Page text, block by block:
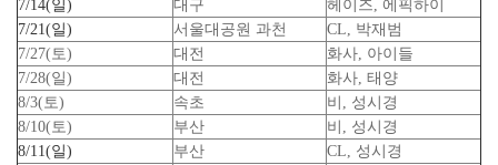
7/14(일)
대구
헤이즈, 에픽하이
7/21(일)
서울대공원 과천
CL, 박재범
7/27(토)
대전
화사, 아이들
7/28(일)
대전
화사, 태양
8/3(토)
속초
비, 성시경
8/10(토)
부산
비, 성시경
8/11(일)
부산
CL, 성시경